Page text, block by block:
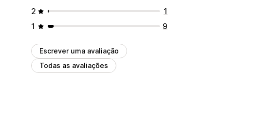
2
1
1
9
Escrever uma avaliação
Todas as avaliações